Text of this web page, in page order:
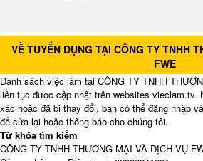
VỀ TUYỂN DỤNG TẠI CÔNG TY TNHH
FWE
Danh sách việc làm tại CÔNG TY TNHH
liên tục được cập nhật trên websites vieclam.tv.
xác hoặc đã bị thay đổi, bạn có thể đăng nhập
để sửa lại hoặc thông báo cho chúng tôi.
Từ khóa tìm kiếm
CÔNG TY TNHH THƯƠNG MẠI VÀ DỊCH VỤ